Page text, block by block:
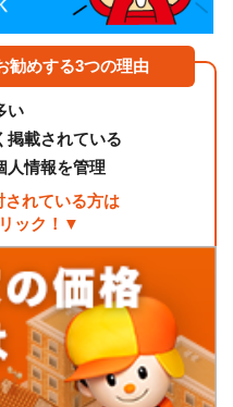
勧めする3つの理由
い
掲載されている
人情報を管理
されている方は
ック！▼